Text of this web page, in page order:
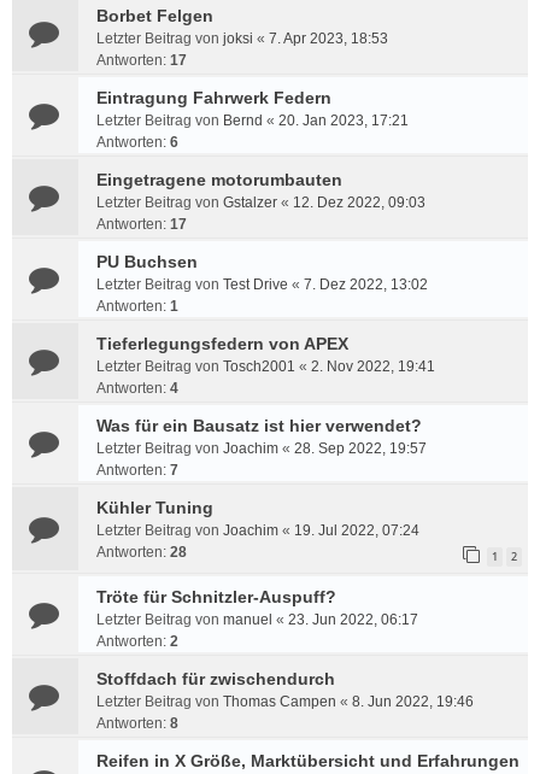
Borbet Felgen
Letzter Beitrag von joksi « 7. Apr 2023, 18:53
Antworten: 17
Eintragung Fahrwerk Federn
Letzter Beitrag von Bernd « 20. Jan 2023, 17:21
Antworten: 6
Eingetragene motorumbauten
Letzter Beitrag von Gstalzer « 12. Dez 2022, 09:03
Antworten: 17
PU Buchsen
Letzter Beitrag von Test Drive « 7. Dez 2022, 13:02
Antworten: 1
Tieferlegungsfedern von APEX
Letzter Beitrag von Tosch2001 « 2. Nov 2022, 19:41
Antworten: 4
Was für ein Bausatz ist hier verwendet?
Letzter Beitrag von Joachim « 28. Sep 2022, 19:57
Antworten: 7
Kühler Tuning
Letzter Beitrag von Joachim « 19. Jul 2022, 07:24
Antworten: 28 1 2
Tröte für Schnitzler-Auspuff?
Letzter Beitrag von manuel « 23. Jun 2022, 06:17
Antworten: 2
Stoffdach für zwischendurch
Letzter Beitrag von Thomas Campen « 8. Jun 2022, 19:46
Antworten: 8
Reifen in X Größe, Marktübersicht und Erfahrungen